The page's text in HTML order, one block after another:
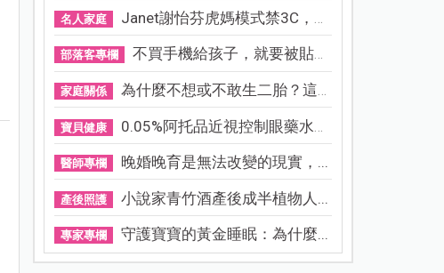
名人家庭 Janet謝怡芬虎媽模式禁3C，看...
部落客專欄 不買手機給孩子，就要被貼「...
家庭關係 為什麼不想或不敢生二胎？這8...
寶貝健康 0.05%阿托品近視控制眼藥水納...
醫師專欄 晚婚晚育是無法改變的現實，...
產後照護 小說家青竹酒產後成半植物人...
專家專欄 守護寶寶的黃金睡眠：為什麼...